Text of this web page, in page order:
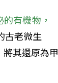
有機物，
古老微生
其還原為甲